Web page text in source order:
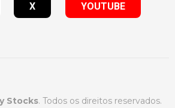
X YOUTUBE
Stocks. Todos os direitos reservados.